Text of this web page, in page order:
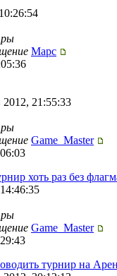
Mapc
2012, 21:55:33
Game_Master
хоть раз без
Game_Master
турнир на